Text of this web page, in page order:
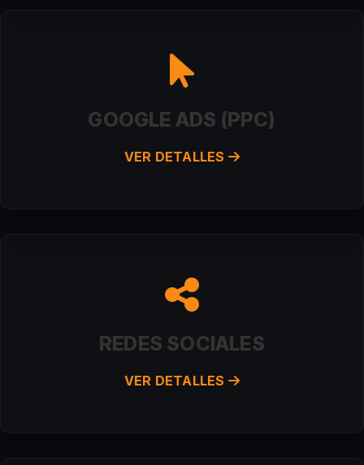
GOOGLE ADS (PPC)
VER DETALLES
REDES SOCIALES
VER DETALLES